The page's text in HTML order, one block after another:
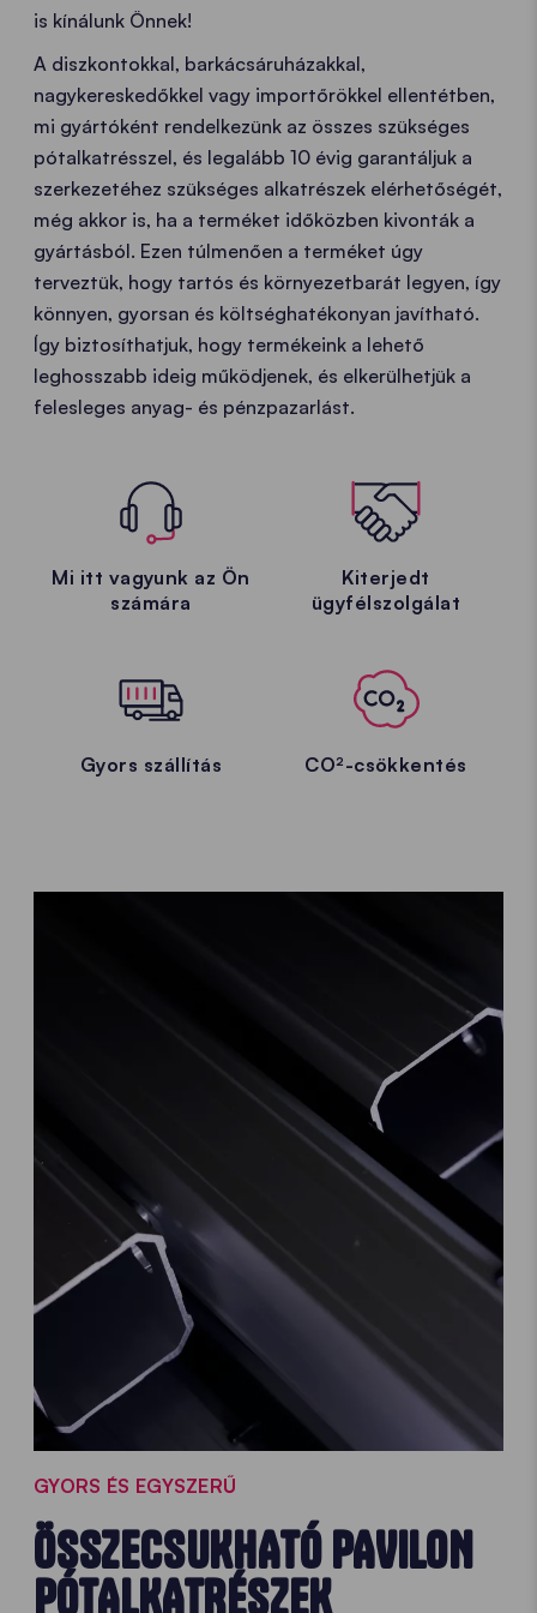
is kínálunk Önnek!
A diszkontokkal, barkácsáruházakkal,
nagykereskedőkkel vagy importőrökkel ellentétben,
mi gyártóként rendelkezünk az összes szükséges
pótalkatrésszel, és legalább 10 évig garantáljuk a
szerkezetéhez szükséges alkatrészek elérhetőségét,
még akkor is, ha a terméket időközben kivonták a
gyártásból. Ezen túlmenően a terméket úgy
terveztük, hogy tartós és környezetbarát legyen, így
könnyen, gyorsan és költséghatékonyan javítható.
Így biztosíthatjuk, hogy termékeink a lehető
leghosszabb ideig működjenek, és elkerülhetjük a
felesleges anyag- és pénzpazarlást.
Mi itt vagyunk az Ön
számára
Kiterjedt
ügyfélszolgálat
Gyors szállítás CO²-csökkentés
GYORS ÉS EGYSZERŰ
ÖSSZECSUKHATÓ PAVILON
PÓTALKATRÉSZEK